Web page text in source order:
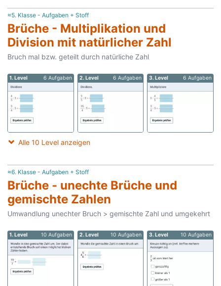
≈5. Klasse - Aufgaben + Stoff
Brüche - Multiplikation und
Division mit natürlicher Zahl
Bruch mal bzw. geteilt durch natürliche Zahl
1. Level 6 Aufgaben 2. Level 6 Aufgaben 3. Level 6 Aufgaben
Alle 10 Level anzeigen
≈6. Klasse - Aufgaben + Stoff
Brüche - unechte Brüche und
gemischte Zahlen
Umwandlung unechter Bruch > gemischte Zahl und umgekehrt
1. Level 10 Aufgaben 2. Level 10 Aufgaben 3. Level 10 Aufgaben